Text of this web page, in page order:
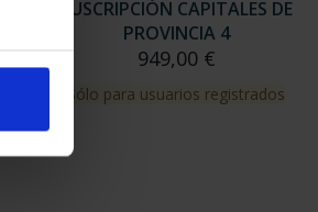
SUSCRIPCIÓN CAPITALES DE
PROVINCIA 4
949,00 €
Sólo para usuarios registrados